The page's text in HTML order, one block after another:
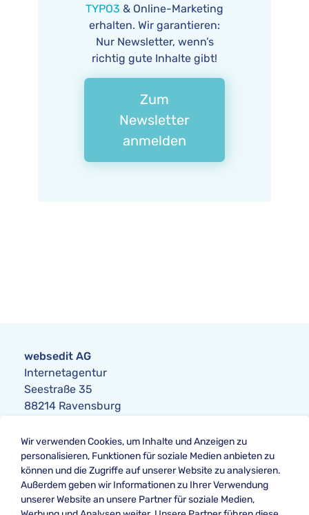
TYPO3 & Online-Marketing
erhalten. Wir garantieren:
Nur Newsletter, wenn’s
richtig gute Inhalte gibt!
Zum
Newsletter
anmelden
websedit AG
Internetagentur
Seestraße 35
88214 Ravensburg
Telefon:+49 751 354104-0
Telefax: +49 751 354104-42
E-Mail:anfrage@websedit.de
Wir verwenden Cookies, um Inhalte und Anzeigen zu
personalisieren, Funktionen für soziale Medien anbieten zu
können und die Zugriffe auf unserer Website zu analysieren.
Außerdem geben wir Informationen zu Ihrer Verwendung
unserer Website an unsere Partner für soziale Medien,